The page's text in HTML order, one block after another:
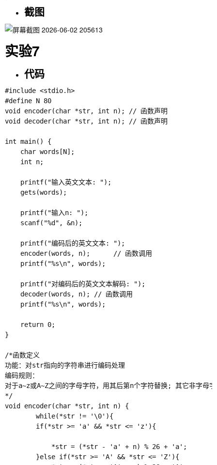
截图
实验7
代码
#include <stdio.h>
#define N 80
void encoder(char *str, int n); // 函数声明
void decoder(char *str, int n); // 函数声明
int main() {
    char words[N];
    int n;
    printf("输入英文文本: ");
    gets(words);
    printf("输入n: ");
    scanf("%d", &n);
    printf("编码后的英文文本: ");
    encoder(words, n);      // 函数调用
    printf("%s\n", words);
    printf("对编码后的英文文本解码: ");
    decoder(words, n); // 函数调用
    printf("%s\n", words);
    return 0;
}
/*函数定义
功能：对str指向的字符串进行编码处理
编码规则：
对于a~z或A~Z之间的字母字符，用其后第n个字符替换; 其它非字母
*/
void encoder(char *str, int n) {
        while(*str != '\0'){
        if(*str >= 'a' && *str <= 'z'){
            *str = (*str - 'a' + n) % 26 + 'a';
        }else if(*str >= 'A' && *str <= 'Z'){